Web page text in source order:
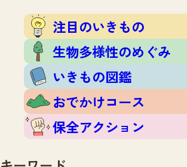
注目のいきもの
生物多様性のめぐみ
いきもの図鑑
おでかけコース
保全アクション
いきもの調査隊
調査レポート
調査レポートTOP
調査結果
ふくおかいきものマップ
マッチング
マッチングTOP
掲載申し込みフォーム
お問合せ
注目のいきもの
生物多様性のめぐみ
いきもの図鑑
おでかけコース
保全アクション